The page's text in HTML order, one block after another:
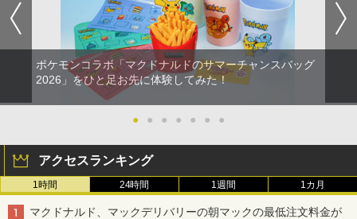
ポケモンコラボ「マクドナルドのサマーチャンスバッグ
2026」をひと足お先に体験してみた！
● ● ● ● ● ● ●
アクセスランキング
1時間 24時間 1週間 1カ月
マクドナルド、マックデリバリーの朝マックの最低注文料金が